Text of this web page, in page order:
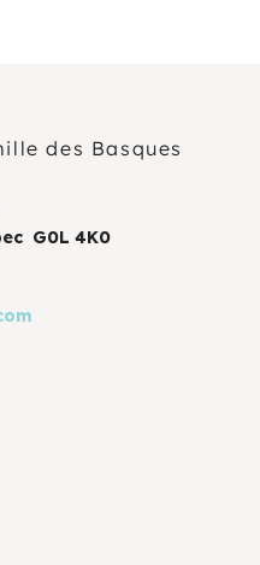
des Basques
G0L 4K0